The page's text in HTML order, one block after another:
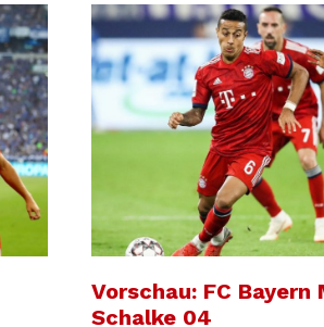
Vorschau: FC Bayern
Schalke 04